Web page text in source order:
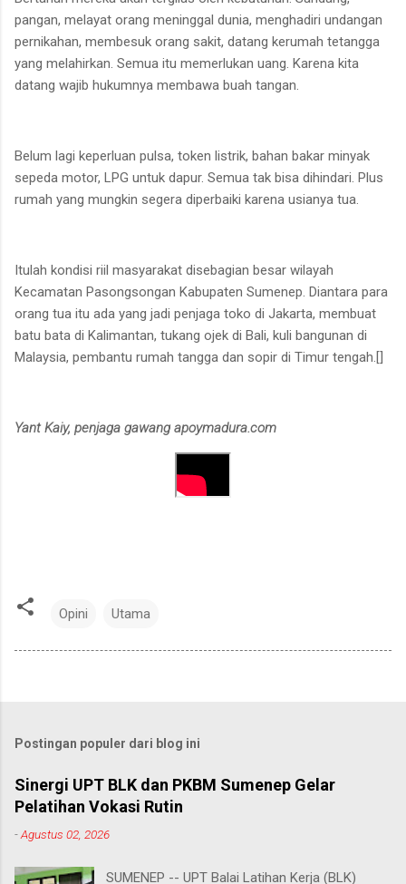
pangan, melayat orang meninggal dunia, menghadiri undangan
pernikahan, membesuk orang sakit, datang kerumah tetangga
yang melahirkan. Semua itu memerlukan uang. Karena kita
datang wajib hukumnya membawa buah tangan.
Belum lagi keperluan pulsa, token listrik, bahan bakar minyak
sepeda motor, LPG untuk dapur. Semua tak bisa dihindari. Plus
rumah yang mungkin segera diperbaiki karena usianya tua.
Itulah kondisi riil masyarakat disebagian besar wilayah
Kecamatan Pasongsongan Kabupaten Sumenep. Diantara para
orang tua itu ada yang jadi penjaga toko di Jakarta, membuat
batu bata di Kalimantan, tukang ojek di Bali, kuli bangunan di
Malaysia, pembantu rumah tangga dan sopir di Timur tengah.[]
Yant Kaiy, penjaga gawang apoymadura.com
Opini Utama
Postingan populer dari blog ini
Sinergi UPT BLK dan PKBM Sumenep Gelar
Pelatihan Vokasi Rutin
-Agustus 02, 2026
SUMENEP -- UPT Balai Latihan Kerja (BLK)